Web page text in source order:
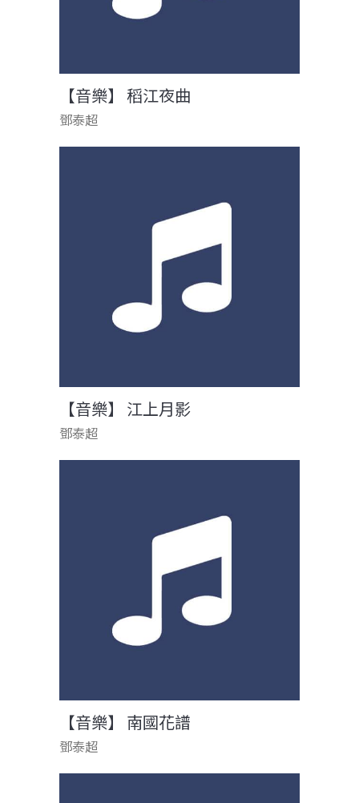
【音樂】 稻江夜曲
鄧泰超
【音樂】 江上月影
鄧泰超
【音樂】 南國花譜
鄧泰超